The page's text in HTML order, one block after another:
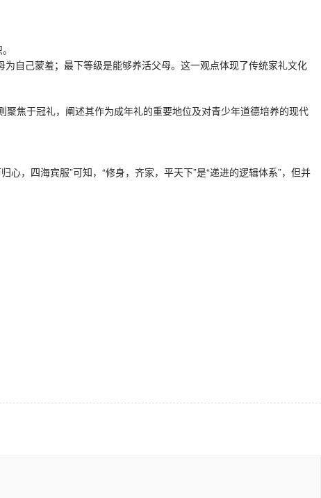
自己蒙羞；最下等级是能够养活父母。这一观点体现了传统家礼文化
焦于冠礼，阐述其作为成年礼的重要地位及对青少年道德培养的现代
，四海宾服”可知，“修身，齐家，平天下”是“递进的逻辑体系”，但并